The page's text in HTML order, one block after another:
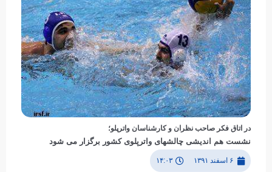
در اتاق فكر صاحب نظران و كارشناسان واترپلو؛
نشست هم اندیشی چالشهای واترپلوی کشور برگزار می شود
۶ اسفند ۱۳۹۱ ۱۴:۰۳